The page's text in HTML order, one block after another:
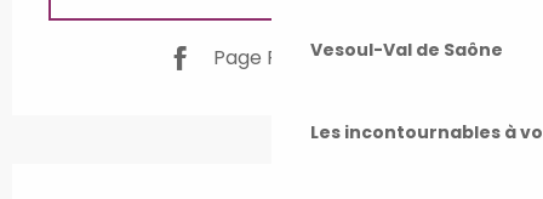
Vesoul-Val de Saône
Les incontournables à
Page Facebook